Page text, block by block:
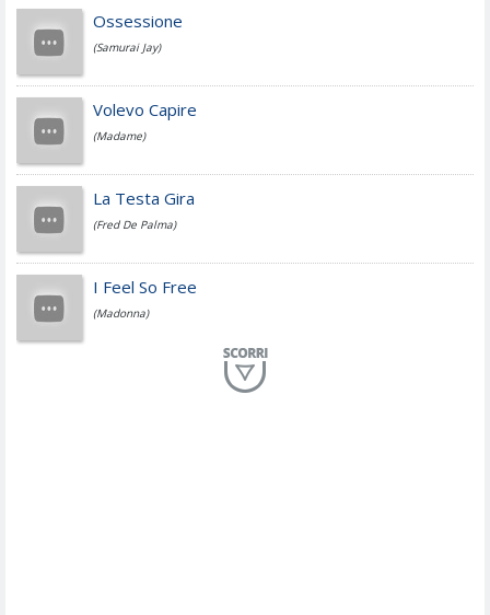
Cesare Cremonini
Jovanotti
Fedez
Simone Cristicchi
Ossessione
(Samurai Jay)
Volevo Capire
(Madame)
La Testa Gira
(Fred De Palma)
I Feel So Free
(Madonna)